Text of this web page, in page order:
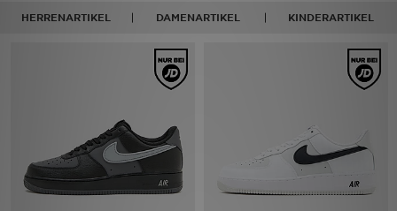
HERRENARTIKEL DAMENARTIKEL KINDERARTIKEL
Herren
Bestsellers
JD Exklusives